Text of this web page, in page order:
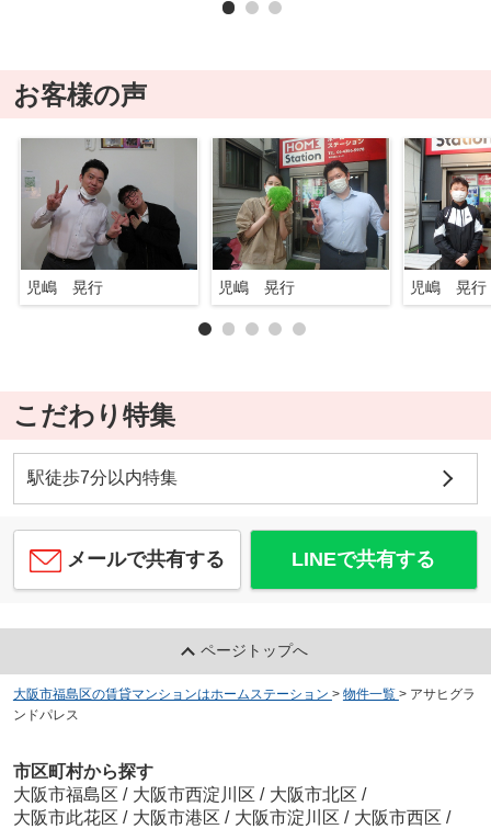
お客様の声
児嶋 晃行 児嶋 晃行 児嶋 晃行
こだわり特集
駅徒歩7分以内特集
メールで共有する LINEで共有する
ページトップへ
大阪市福島区の賃貸マンションはホームステーション > 物件一覧 > アサヒグラ
ンドパレス
市区町村から探す
大阪市福島区 / 大阪市西淀川区 / 大阪市北区 /
大阪市此花区 / 大阪市港区 / 大阪市淀川区 / 大阪市西区 /